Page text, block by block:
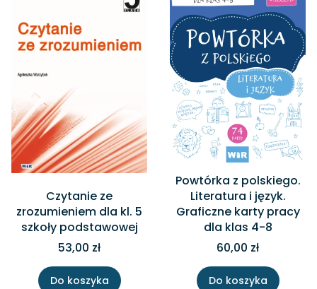
Czytanie ze
zrozumieniem dla kl. 5
szkoły podstawowej
53,00 zł
Do koszyka
Powtórka z polskiego.
Literatura i język.
Graficzne karty pracy
dla klas 4-8
60,00 zł
Do koszyka